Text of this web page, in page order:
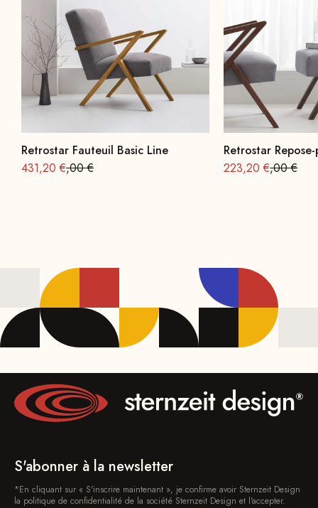
Retrostar Fauteuil Basic Line
Offre à partir de
431,20 €Prix normal : 539
,00 €
Retrostar
Offre à partir de
223,20 €Prix
,00 €
S'abonner à la newsletter
*En cliquant sur « S'inscrire maintenant », je confirme avoir Sternzeit Design
la politique de confidentialité de la société Sternzeit Design et l'accepter.